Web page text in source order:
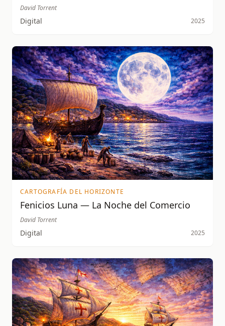
Cartografía
David Torrent
Digital 2025
CARTOGRAFÍA DEL HORIZONTE
Fenicios Luna — La Noche del Comercio
David Torrent
Digital 2025